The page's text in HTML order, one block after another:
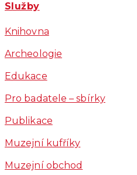
Služby
Knihovna
Archeologie
Edukace
Pro badatele – sbírky
Publikace
Muzejní kufříky
Muzejní obchod